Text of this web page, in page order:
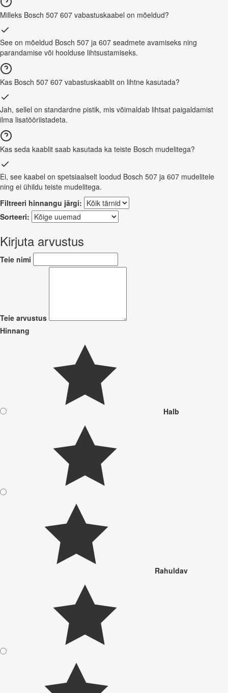
Milleks Bosch 507 607 vabastuskaabel on mõeldud?
See on mõeldud Bosch 507 ja 607 seadmete avamiseks ning
parandamise või hoolduse lihtsustamiseks.
Kas Bosch 507 607 vabastuskaablit on lihtne kasutada?
Jah, sellel on standardne pistik, mis võimaldab lihtsat paigaldamist
ilma lisatööriistadeta.
Kas seda kaablit saab kasutada ka teiste Bosch mudelitega?
Ei, see kaabel on spetsiaalselt loodud Bosch 507 ja 607 mudelitele
ning ei ühildu teiste mudelitega.
Filtreeri hinnangu järgi:
Sorteeri:
Kirjuta arvustus
Teie nimi
Teie arvustus
Hinnang
Halb
Rahuldav